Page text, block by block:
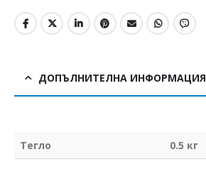
ДОПЪЛНИТЕЛНА ИНФОРМАЦИЯ
Тегло 0.5 кг